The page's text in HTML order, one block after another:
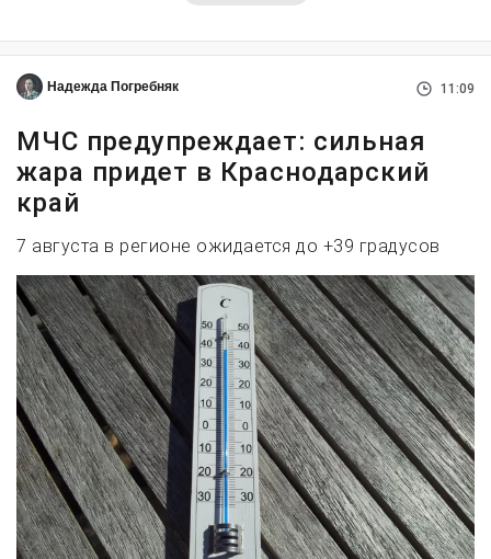
Надежда Погребняк 11:09
МЧС предупреждает: сильная
жара придет в Краснодарский
край
7 августа в регионе ожидается до +39 градусов